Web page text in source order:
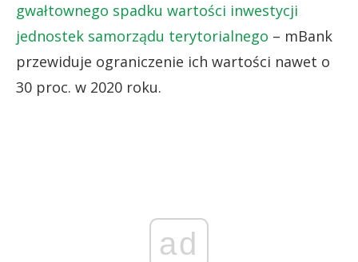
gwałtownego spadku wartości inwestycji
jednostek samorządu terytorialnego – mBank
przewiduje ograniczenie ich wartości nawet o
30 proc. w 2020 roku.
ad